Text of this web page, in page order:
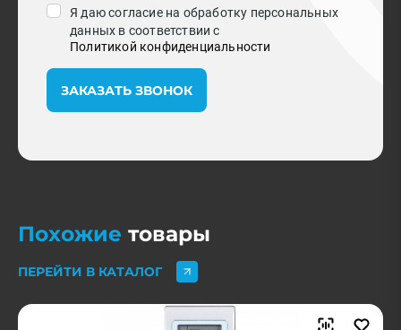
Я даю согласие на обработку персональных
данных в соответствии с
Политикой конфиденциальности
ЗАКАЗАТЬ ЗВОНОК
Похожие товары
ПЕРЕЙТИ В КАТАЛОГ